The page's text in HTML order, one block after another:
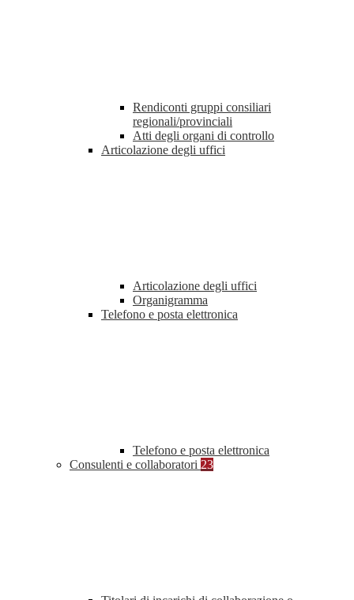
Rendiconti gruppi consiliari
regionali/provinciali
Atti degli organi di controllo
Articolazione degli uffici
Articolazione degli uffici
Organigramma
Telefono e posta elettronica
Telefono e posta elettronica
Consulenti e collaboratori 23